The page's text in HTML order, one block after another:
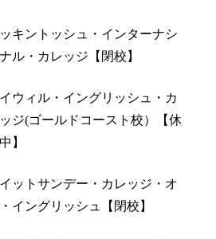
キントッシュ・インターナシ
ル・カレッジ【閉校】
ウィル・イングリッシュ・カ
ジ(ゴールドコースト校）【休
】
ットサンデー・カレッジ・オ
イングリッシュ【閉校】